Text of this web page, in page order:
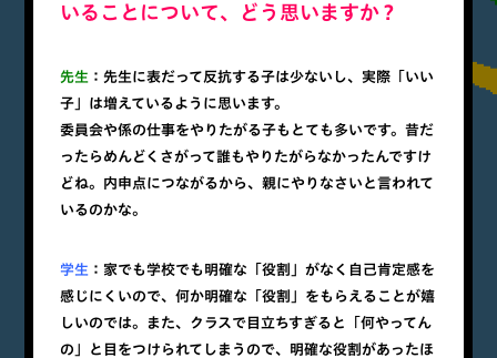
いることについて、どう思いますか？
先生 ：先生に表だって反抗する子は少ないし、実際「いい
子」は増えているように思います。
委員会や係の仕事をやりたがる子もとても多いです。昔だ
ったらめんどくさがって誰もやりたがらなかったんですけ
どね。内申点につながるから、親にやりなさいと言われて
いるのかな。
学生 ：家でも学校でも明確な「役割」がなく自己肯定感を
感じにくいので、何か明確な「役割」をもらえることが嬉
しいのでは。また、クラスで目立ちすぎると「何やってん
の」と目をつけられてしまうので、明確な役割があったほ